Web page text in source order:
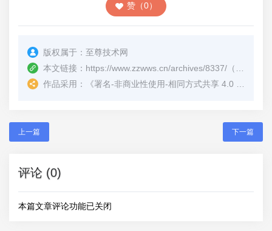
赞（0）
版权属于： 至尊技术网
本文链接： https://www.zzwws.cn/archives/8337/ （转载时请注明本文出处及文章链接）
作品采用：
《署名-非商业性使用-相同方式共享 4.0 国际 (CC BY-NC-SA 4.0)
上一篇 下一篇
评论 (0)
本篇文章评论功能已关闭